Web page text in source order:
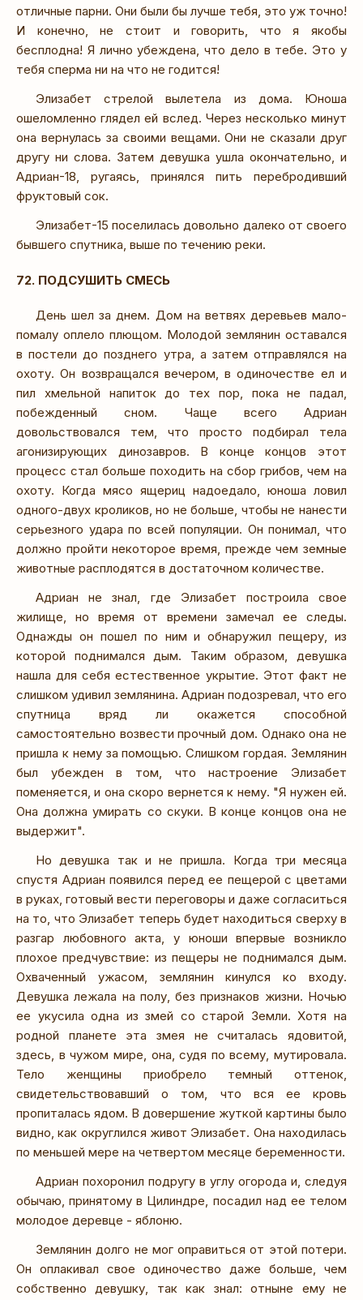
отличные парни. Они были бы лучше тебя, это уж точно!
И конечно, не стоит и говорить, что я якобы
бесплодна! Я лично убеждена, что дело в тебе. Это у
тебя сперма ни на что не годится!
Элизабет стрелой вылетела из дома. Юноша
ошеломленно глядел ей вслед. Через несколько минут
она вернулась за своими вещами. Они не сказали друг
другу ни слова. Затем девушка ушла окончательно, и
Адриан-18, ругаясь, принялся пить перебродивший
фруктовый сок.
Элизабет-15 поселилась довольно далеко от своего
бывшего спутника, выше по течению реки.
72. ПОДСУШИТЬ СМЕСЬ
День шел за днем. Дом на ветвях деревьев мало-
помалу оплело плющом. Молодой землянин оставался
в постели до позднего утра, а затем отправлялся на
охоту. Он возвращался вечером, в одиночестве ел и
пил хмельной напиток до тех пор, пока не падал,
побежденный сном. Чаще всего Адриан
довольствовался тем, что просто подбирал тела
агонизирующих динозавров. В конце концов этот
процесс стал больше походить на сбор грибов, чем на
охоту. Когда мясо ящериц надоедало, юноша ловил
одного-двух кроликов, но не больше, чтобы не нанести
серьезного удара по всей популяции. Он понимал, что
должно пройти некоторое время, прежде чем земные
животные расплодятся в достаточном количестве.
Адриан не знал, где Элизабет построила свое
жилище, но время от времени замечал ее следы.
Однажды он пошел по ним и обнаружил пещеру, из
которой поднимался дым. Таким образом, девушка
нашла для себя естественное укрытие. Этот факт не
слишком удивил землянина. Адриан подозревал, что его
спутница вряд ли окажется способной
самостоятельно возвести прочный дом. Однако она не
пришла к нему за помощью. Слишком гордая. Землянин
был убежден в том, что настроение Элизабет
поменяется, и она скоро вернется к нему. "Я нужен ей.
Она должна умирать со скуки. В конце концов она не
выдержит".
Но девушка так и не пришла. Когда три месяца
спустя Адриан появился перед ее пещерой с цветами
в руках, готовый вести переговоры и даже согласиться
на то, что Элизабет теперь будет находиться сверху в
разгар любовного акта, у юноши впервые возникло
плохое предчувствие: из пещеры не поднимался дым.
Охваченный ужасом, землянин кинулся ко входу.
Девушка лежала на полу, без признаков жизни. Ночью
ее укусила одна из змей со старой Земли. Хотя на
родной планете эта змея не считалась ядовитой,
здесь, в чужом мире, она, судя по всему, мутировала.
Тело женщины приобрело темный оттенок,
свидетельствовавший о том, что вся ее кровь
пропиталась ядом. В довершение жуткой картины было
видно, как округлился живот Элизабет. Она находилась
по меньшей мере на четвертом месяце беременности.
Адриан похоронил подругу в углу огорода и, следуя
обычаю, принятому в Цилиндре, посадил над ее телом
молодое деревце - яблоню.
Землянин долго не мог оправиться от этой потери.
Он оплакивал свое одиночество даже больше, чем
собственно девушку, так как знал: отныне ему не